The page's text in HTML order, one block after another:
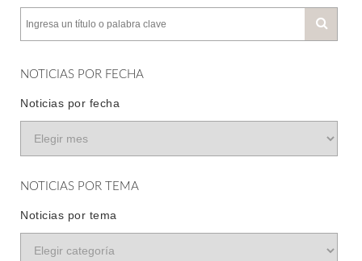
NOTICIAS POR FECHA
Noticias por fecha
NOTICIAS POR TEMA
Noticias por tema